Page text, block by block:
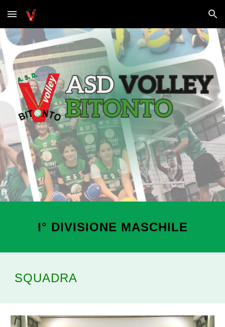
Skip to main content Skip to navigation
I° DIVISIONE MASCHILE
SQUADRA